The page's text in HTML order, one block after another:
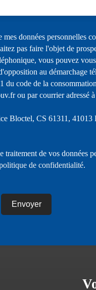
mes données personnelles
pas faire l'objet de
vous pouvez
au démarchage
du code de la
ou par courrier adressé à
Bloctel, CS 61311, 41013
traitement de vos données
de confidentialité.
Envoyer